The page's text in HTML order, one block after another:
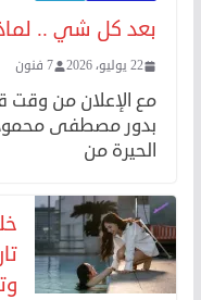
بعد كل شي ..
22 يوليو، 2026 7 فنون
مع الإعلان من وقت
بدور مصطفى
الحيرة من